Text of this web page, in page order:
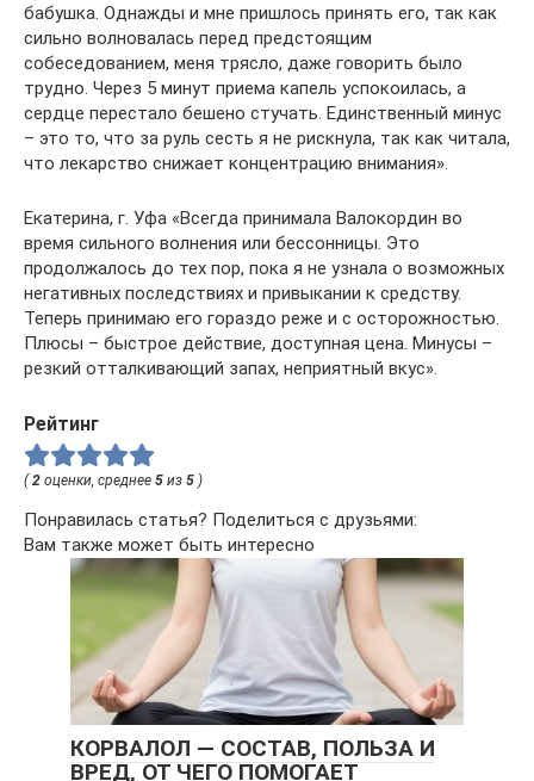
бабушка. Однажды и мне пришлось принять его, так как
сильно волновалась перед предстоящим
собеседованием, меня трясло, даже говорить было
трудно. Через 5 минут приема капель успокоилась, а
сердце перестало бешено стучать. Единственный минус
– это то, что за руль сесть я не рискнула, так как читала,
что лекарство снижает концентрацию внимания».
Екатерина, г. Уфа «Всегда принимала Валокордин во
время сильного волнения или бессонницы. Это
продолжалось до тех пор, пока я не узнала о возможных
негативных последствиях и привыкании к средству.
Теперь принимаю его гораздо реже и с осторожностью.
Плюсы – быстрое действие, доступная цена. Минусы –
резкий отталкивающий запах, неприятный вкус».
Рейтинг
(2 оценки, среднее 5 из 5 )
Понравилась статья? Поделиться с друзьями:
Вам также может быть интересно
КОРВАЛОЛ — СОСТАВ, ПОЛЬЗА И
ВРЕД, ОТ ЧЕГО ПОМОГАЕТ